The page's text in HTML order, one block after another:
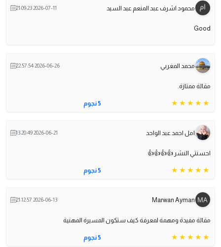
محمود اشرف عبد المنعم عبد السيد 2026-07-11 21:09:23
Good
محمد المغربي 2026-06-26 22:57:54
مقالة ممتازة.
5 نجوم
امل احمد عبد الواحد 2026-06-21 13:20:49
احسنتي النشر 👍👍👍👍
5 نجوم
Marwan Ayman
2026-06-13 21:12:57
مقالة مفيدة ومهمة لمعرفة كيف ستكون المسيرة المهنية
5 نجوم